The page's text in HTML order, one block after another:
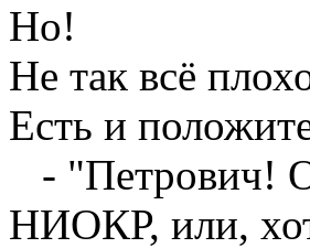
Но!
Не так всё
Есть и
- "Петрович!
НИОКР, или,